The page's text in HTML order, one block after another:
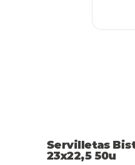
Servilletas
23x22,5 50u